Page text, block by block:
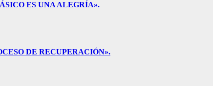
ES UNA ALEGRÍA».
DE RECUPERACIÓN».